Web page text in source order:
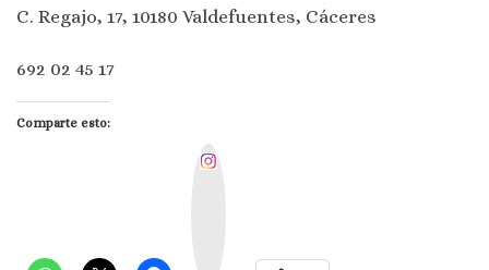
C. Regajo, 17, 10180 Valdefuentes, Cáceres
692 02 45 17
Comparte esto: